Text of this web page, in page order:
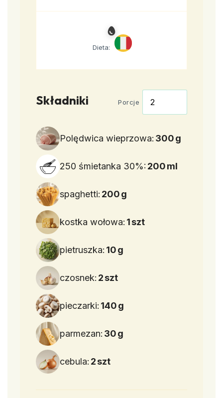
Dieta:
Składniki Porcje
Polędwica wieprzowa: 300g
250 śmietanka 30%: 200ml
spaghetti: 200g
kostka wołowa: 1szt
pietruszka: 10g
czosnek: 2szt
pieczarki: 140g
parmezan: 30g
cebula: 2szt